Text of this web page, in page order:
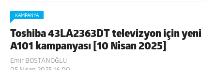
KAMPANYA
Toshiba 43LA2363DT televizyon için yeni
A101 kampanyası [10 Nisan 2025]
Emir BOSTANOĞLU